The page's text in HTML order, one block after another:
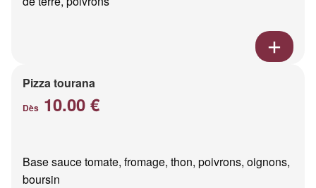
Pizza tourana
Dès 10.00 €
Base sauce tomate, fromage, thon, poivrons, oignons,
boursin